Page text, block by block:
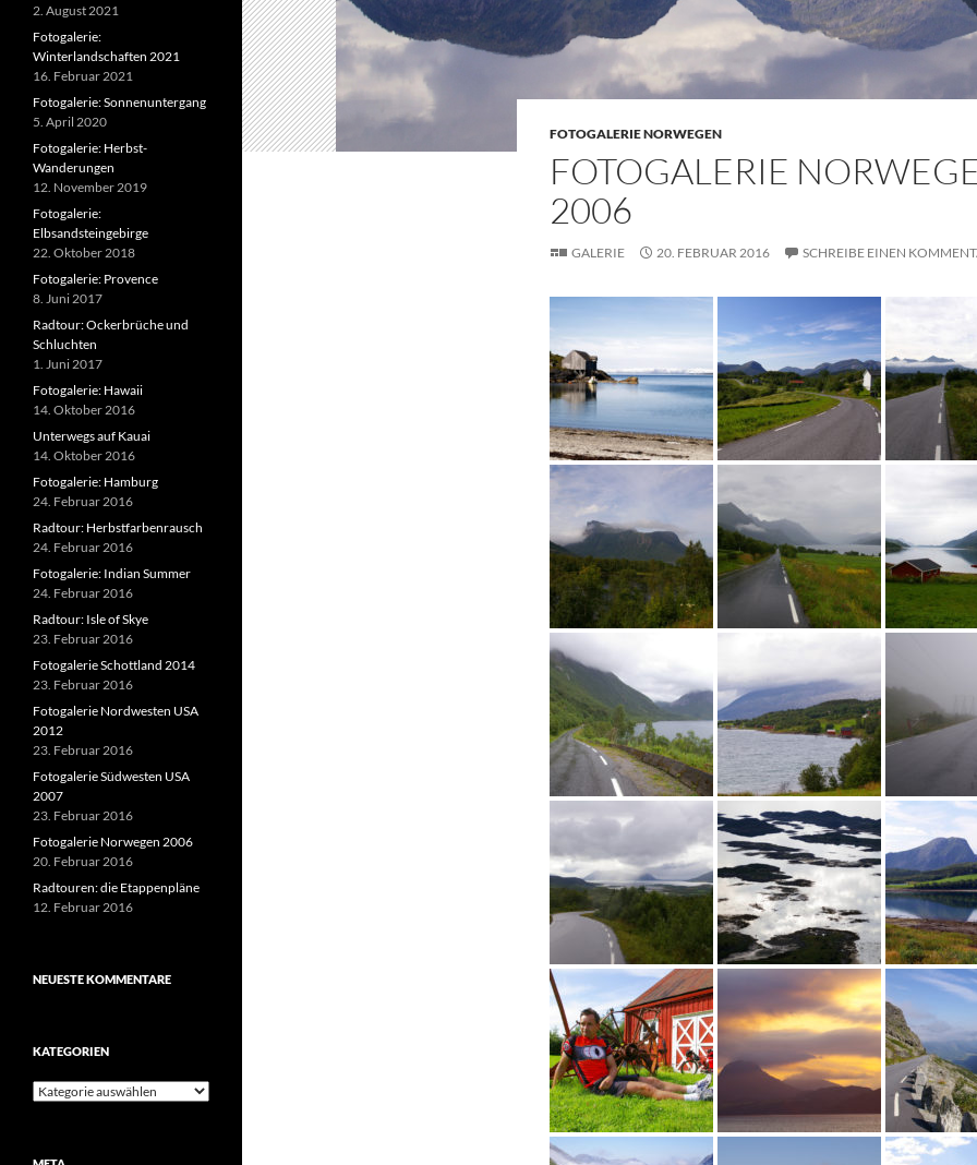
FOTOGALERIE NORWEGEN
FOTOGALERIE
2006
GALERIE 20. FEBRUAR 2016 SCHREIBE EINEN
2. August 2021
Fotogalerie:
Winterlandschaften 2021
16. Februar 2021
Fotogalerie: Sonnenuntergang
5. April 2020
Fotogalerie: Herbst-
Wanderungen
12. November 2019
Fotogalerie:
Elbsandsteingebirge
22. Oktober 2018
Fotogalerie: Provence
8. Juni 2017
Radtour: Ockerbrüche und
Schluchten
1. Juni 2017
Fotogalerie: Hawaii
14. Oktober 2016
Unterwegs auf Kauai
14. Oktober 2016
Fotogalerie: Hamburg
24. Februar 2016
Radtour: Herbstfarbenrausch
24. Februar 2016
Fotogalerie: Indian Summer
24. Februar 2016
Radtour: Isle of Skye
23. Februar 2016
Fotogalerie Schottland 2014
23. Februar 2016
Fotogalerie Nordwesten USA
2012
23. Februar 2016
Fotogalerie Südwesten USA
2007
23. Februar 2016
Fotogalerie Norwegen 2006
20. Februar 2016
Radtouren: die Etappenpläne
12. Februar 2016
NEUESTE KOMMENTARE
KATEGORIEN
Kategorien